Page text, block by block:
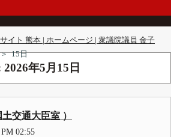
イト 熊本 | ホームページ | 衆議院議員 金子
＞ 15日
2026年5月15日
交通大臣室 ）
02:55